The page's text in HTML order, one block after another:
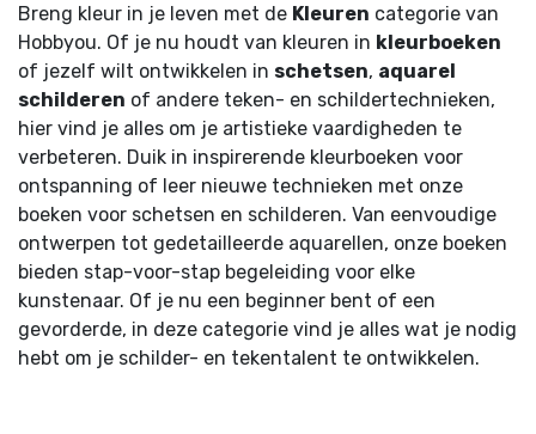
Breng kleur in je leven met de Kleuren categorie van
Hobbyou. Of je nu houdt van kleuren in kleurboeken
of jezelf wilt ontwikkelen in schetsen, aquarel
schilderen of andere teken- en schildertechnieken,
hier vind je alles om je artistieke vaardigheden te
verbeteren. Duik in inspirerende kleurboeken voor
ontspanning of leer nieuwe technieken met onze
boeken voor schetsen en schilderen. Van eenvoudige
ontwerpen tot gedetailleerde aquarellen, onze boeken
bieden stap-voor-stap begeleiding voor elke
kunstenaar. Of je nu een beginner bent of een
gevorderde, in deze categorie vind je alles wat je nodig
hebt om je schilder- en tekentalent te ontwikkelen.